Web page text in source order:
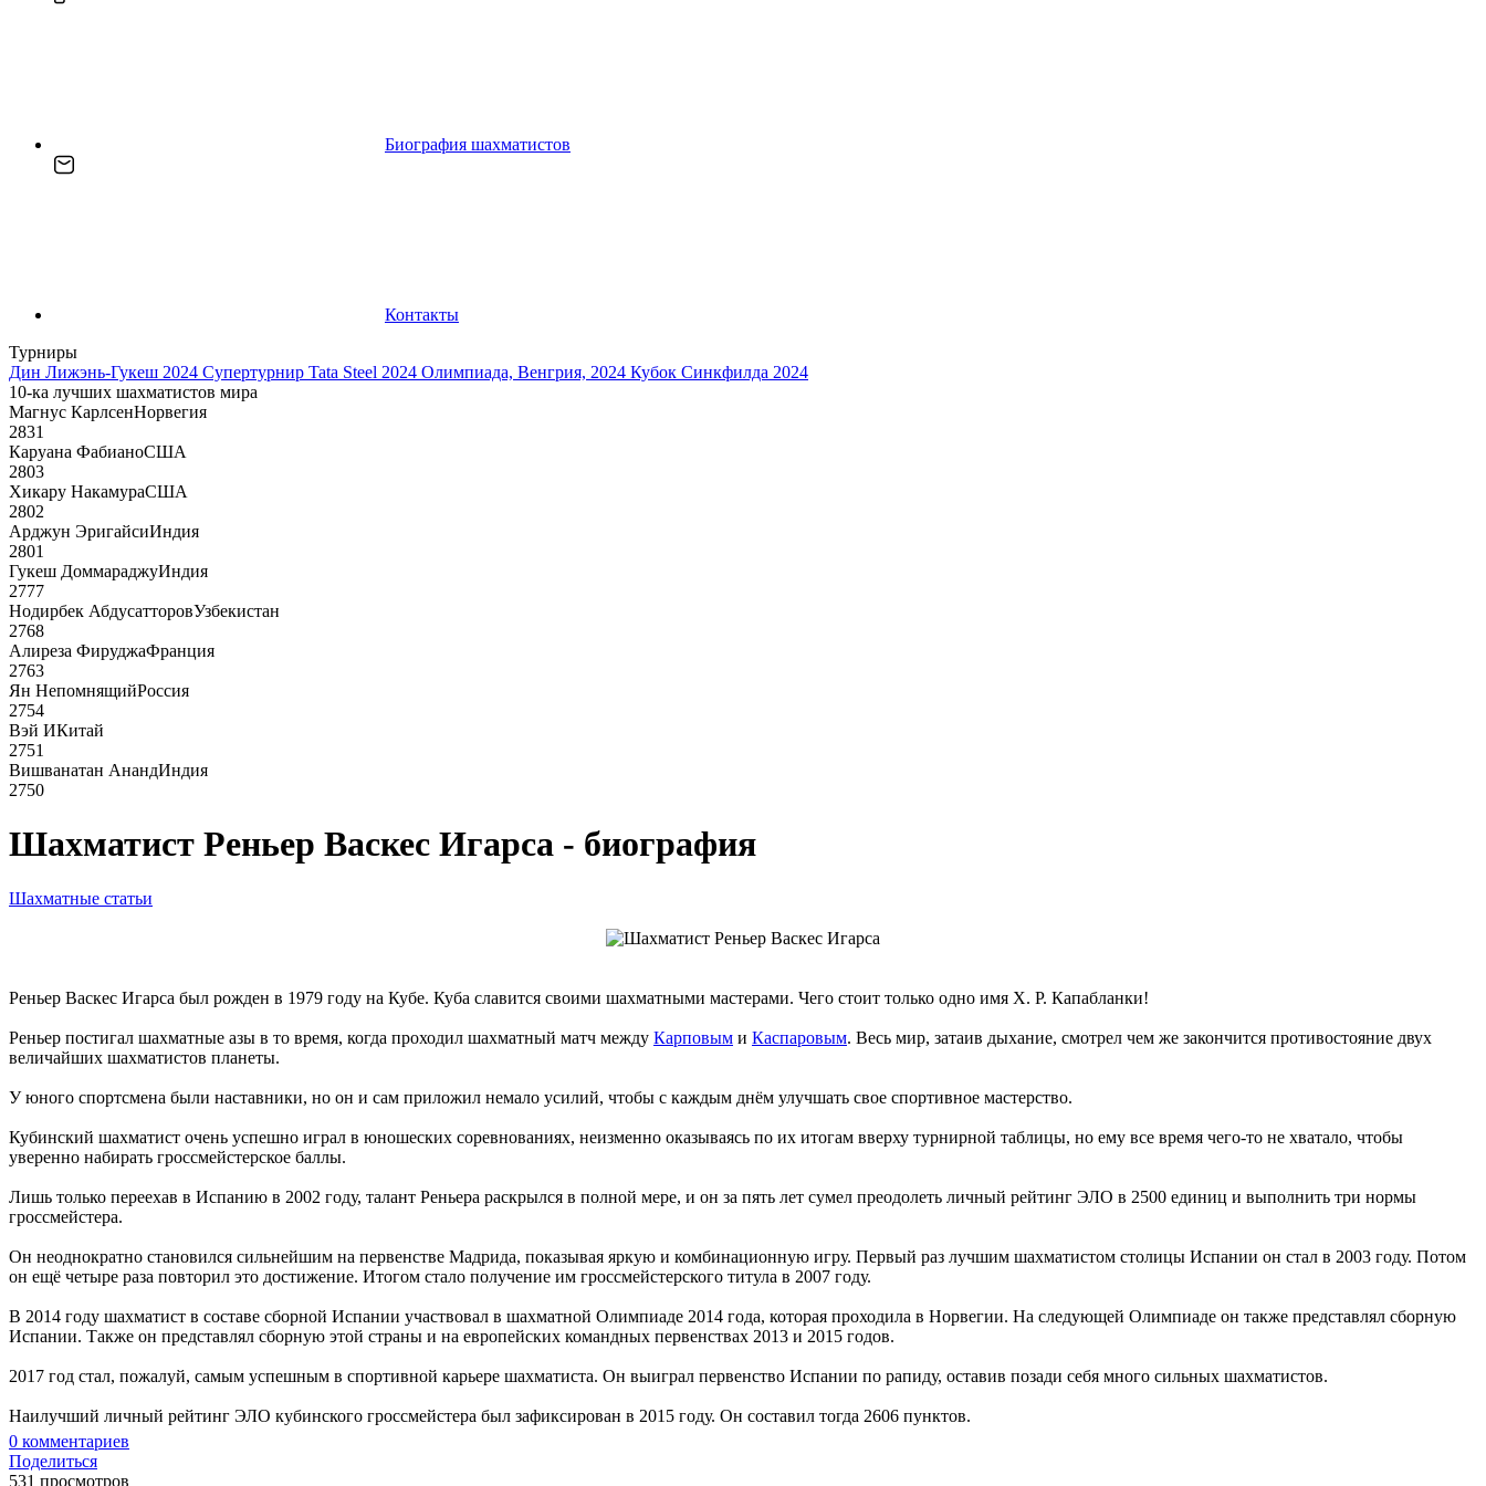
Биография шахматистов
Контакты
Турниры
Дин Лижэнь-Гукеш 2024 Супертурнир Tata Steel 2024 Олимпиада, Венгрия, 2024 Кубок Синкфилда 2024
10-ка лучших шахматистов мира
Магнус КарлсенНорвегия
2831
Каруана ФабианоСША
2803
Хикару НакамураСША
2802
Арджун ЭригайсиИндия
2801
Гукеш ДоммараджуИндия
2777
Нодирбек АбдусатторовУзбекистан
2768
Алиреза ФируджаФранция
2763
Ян НепомнящийРоссия
2754
Вэй ИКитай
2751
Вишванатан АнандИндия
2750
Шахматист Реньер Васкес Игарса - биография
Шахматные статьи
Реньер Васкес Игарса был рожден в 1979 году на Кубе. Куба славится своими шахматными мастерами. Чего стоит только одно имя Х. Р. Капабланки!
Реньер постигал шахматные азы в то время, когда проходил шахматный матч между Карповым и Каспаровым. Весь мир, затаив дыхание, смотрел чем же закончится противостояние двух
величайших шахматистов планеты.
У юного спортсмена были наставники, но он и сам приложил немало усилий, чтобы с каждым днём улучшать свое спортивное мастерство.
Кубинский шахматист очень успешно играл в юношеских соревнованиях, неизменно оказываясь по их итогам вверху турнирной таблицы, но ему все время чего-то не хватало, чтобы
уверенно набирать гроссмейстерское баллы.
Лишь только переехав в Испанию в 2002 году, талант Реньера раскрылся в полной мере, и он за пять лет сумел преодолеть личный рейтинг ЭЛО в 2500 единиц и выполнить три нормы
гроссмейстера.
Он неоднократно становился сильнейшим на первенстве Мадрида, показывая яркую и комбинационную игру. Первый раз лучшим шахматистом столицы Испании он стал в 2003 году. Потом
он ещё четыре раза повторил это достижение. Итогом стало получение им гроссмейстерского титула в 2007 году.
В 2014 году шахматист в составе сборной Испании участвовал в шахматной Олимпиаде 2014 года, которая проходила в Норвегии. На следующей Олимпиаде он также представлял сборную
Испании. Также он представлял сборную этой страны и на европейских командных первенствах 2013 и 2015 годов.
2017 год стал, пожалуй, самым успешным в спортивной карьере шахматиста. Он выиграл первенство Испании по рапиду, оставив позади себя много сильных шахматистов.
Наилучший личный рейтинг ЭЛО кубинского гроссмейстера был зафиксирован в 2015 году. Он составил тогда 2606 пунктов.
0 комментариев
Поделиться
531 просмотров